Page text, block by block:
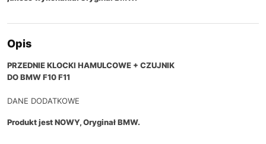
Opis
PRZEDNIE KLOCKI HAMULCOWE + CZUJNIK
DO BMW F10 F11
DANE DODATKOWE
Produkt jest NOWY, Oryginał BMW.